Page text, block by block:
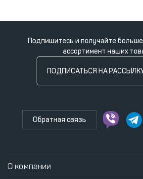
Подпишитесь и получайте
ассортимент наших
ПОДПИСАТЬСЯ НА
Обратная связь
О компании